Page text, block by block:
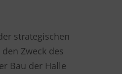
strategischen
Zweck des
Bau der Halle